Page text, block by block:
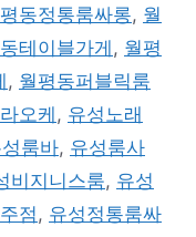
동정통룸싸롱, 월
테이블가게 , 월평
, 월평동퍼블릭룸
오케 , 유성노래
룸바, 유성룸사
비지니스룸, 유성
점 , 유성정통룸싸